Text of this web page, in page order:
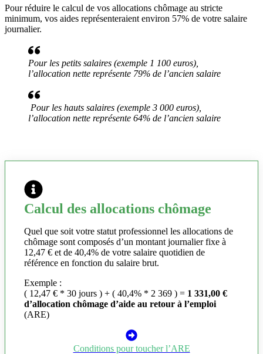
Pour réduire le calcul de vos allocations chômage au stricte
minimum, vos aides représenteraient environ 57% de votre salaire
journalier.
Pour les petits salaires (exemple 1 100 euros),
l’allocation nette représente 79% de l’ancien salaire
Pour les hauts salaires (exemple 3 000 euros),
l’allocation nette représente 64% de l’ancien salaire
Calcul des allocations chômage
Quel que soit votre statut professionnel les allocations de
chômage sont composés d’un montant journalier fixe à
12,47 € et de 40,4% de votre salaire quotidien de
référence en fonction du salaire brut.
Exemple :
( 12,47 € * 30 jours ) + ( 40,4% * 2 369 ) = 1 331,00 €
d’allocation chômage d’aide au retour à l’emploi
(ARE)
Conditions pour toucher l’ARE